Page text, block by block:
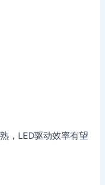
，LED驱动效率有望